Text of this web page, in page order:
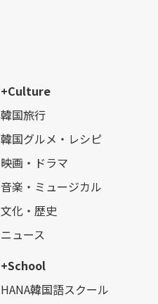
+Culture
韓国旅行
韓国グルメ・レシピ
映画・ドラマ
音楽・ミュージカル
文化・歴史
ニュース
+School
HANA韓国語スクール